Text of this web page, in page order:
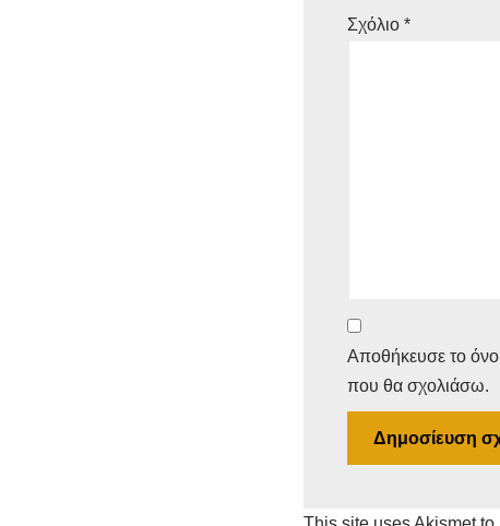
Σχόλιο *
Αποθήκευσε το
που θα σχολιάσω.